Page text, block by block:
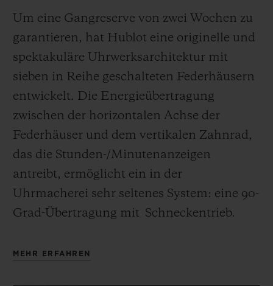
Um eine Gangreserve von zwei Wochen zu
garantieren, hat Hublot eine originelle und
spektakuläre Uhrwerksarchitektur mit
sieben in Reihe geschalteten Federhäusern
entwickelt. Die Energieübertragung
zwischen der horizontalen Achse der
Federhäuser und dem vertikalen Zahnrad,
das die Stunden-/Minutenanzeigen
antreibt, ermöglicht ein in der
Uhrmacherei sehr seltenes System: eine 90-
Grad-Übertragung mit Schneckentrieb.
MEHR ERFAHREN